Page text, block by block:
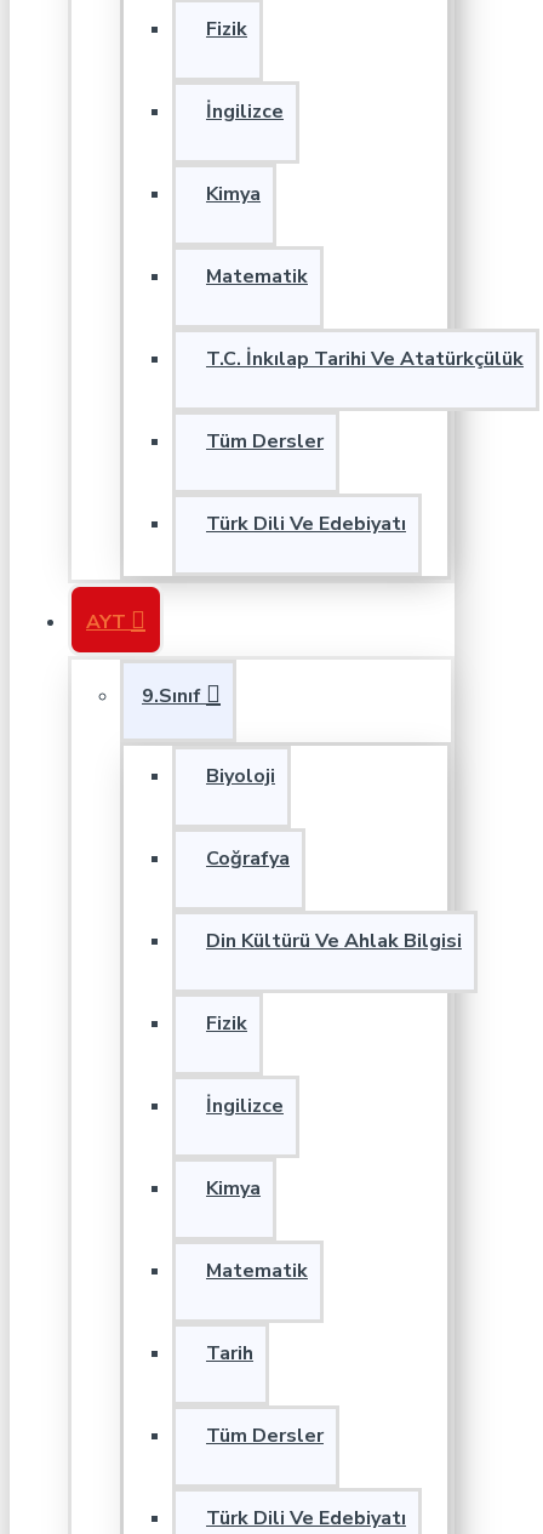
Fizik
İngilizce
Kimya
Matematik
T.C. İnkılap Tarihi Ve Atatürkçülük
Tüm Dersler
Türk Dili Ve Edebiyatı
AYT
9.Sınıf
Biyoloji
Coğrafya
Din Kültürü Ve Ahlak Bilgisi
Fizik
İngilizce
Kimya
Matematik
Tarih
Tüm Dersler
Türk Dili Ve Edebiyatı